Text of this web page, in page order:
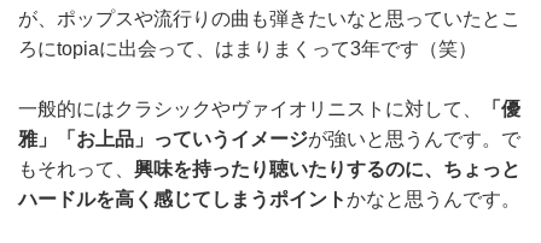
が、ポップスや流行りの曲も弾きたいなと思っていたとこ
ろにtopiaに出会って、はまりまくって3年です（笑）
一般的にはクラシックやヴァイオリニストに対して、
「優
雅」「お上品」っていうイメージが強いと思うんです。で
もそれって、 興味を持ったり聴いたりするのに、ちょっと
ハードルを高く感じてしまうポイントかなと思うんです。